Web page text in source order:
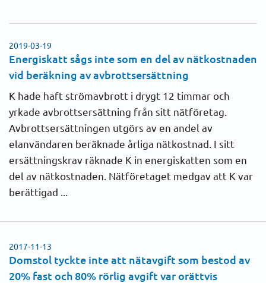
Avläsning
Avstängning
Avtal
Elhandelsbyte
Elkvalitet
Faktura
Förmedling
2023
2022
2020
2019
2018
2016
2015
2019-03-19
Energiskatt sågs inte som en del av nätkostnaden
vid beräkning av avbrottsersättning
K hade haft strömavbrott i drygt 12 timmar och
yrkade avbrottsersättning från sitt nätföretag.
Avbrottsersättningen utgörs av en andel av
elanvändaren beräknade årliga nätkostnad. I sitt
ersättningskrav räknade K in energiskatten som en
del av nätkostnaden. Nätföretaget medgav att K var
berättigad ...
2017-11-13
Domstol tyckte inte att nätavgift som bestod av
20% fast och 80% rörlig avgift var orättvis